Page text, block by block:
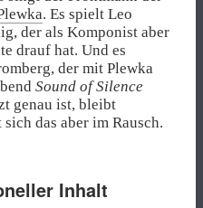
. Es spielt Leo
der als Komponist aber
drauf hat. Und es
der mit Plewka
Sound of Silence
genau ist, bleibt
das aber im Rausch.
Inhalt